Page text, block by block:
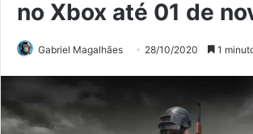
no Xbox até 01 de
Gabriel Magalhães 28/10/2020 1